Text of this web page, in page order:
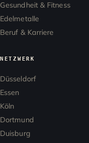
Gesundheit & Fitness
Edelmetalle
Beruf & Karriere
NETZWERK
Düsseldorf
Essen
Köln
Dortmund
Duisburg